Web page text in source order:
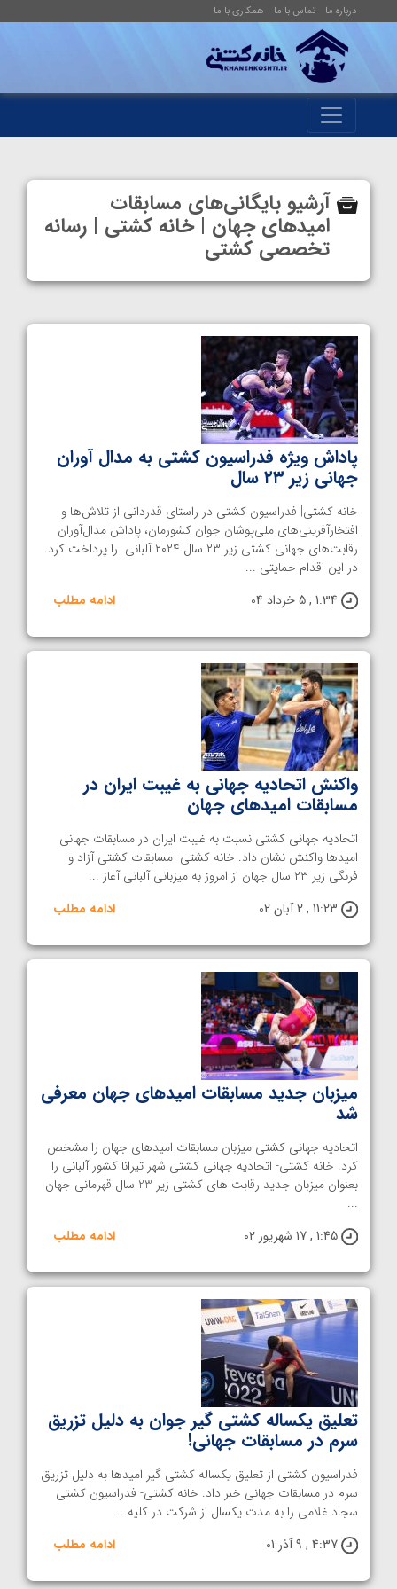
درباره ما تماس با ما همکاری با ما
آرشیو بایگانی‌های مسابقات
امیدهای جهان | خانه کشتی | رسانه
تخصصی کشتی
پاداش ویژه فدراسیون کشتی به مدال آوران
جهانی زیر ۲۳ سال
خانه کشتی| فدراسیون کشتی در راستای قدردانی از تلاش‌ها و
افتخارآفرینی‌های ملی‌پوشان جوان کشورمان، پاداش مدال‌آوران
رقابت‌های جهانی کشتی زیر ۲۳ سال ۲۰۲۴ آلبانی را پرداخت کرد.
در این اقدام حمایتی ...
1:34 , 5 خرداد 04
ادامه مطلب
واکنش اتحادیه جهانی به غیبت ایران در
مسابقات امیدهای جهان
اتحادیه جهانی کشتی نسبت به غیبت ایران در مسابقات جهانی
امیدها واکنش نشان داد. خانه کشتی- مسابقات کشتی آزاد و
فرنگی زیر ۲۳ سال جهان از امروز به میزبانی آلبانی آغاز ...
11:23 , 2 آبان 02
ادامه مطلب
میزبان جدید مسابقات امیدهای جهان معرفی
شد
اتحادیه جهانی کشتی میزبان مسابقات امیدهای جهان را مشخص
کرد. خانه کشتی- اتحادیه جهانی کشتی شهر تیرانا کشور آلبانی را
بعنوان میزبان جدید رقابت های کشتی زیر 23 سال قهرمانی جهان
...
1:45 , 17 شهریور 02
ادامه مطلب
تعلیق یکساله کشتی گیر جوان به دلیل تزریق
سرم در مسابقات جهانی!
فدراسیون کشتی از تعلیق یکساله کشتی گیر امیدها به دلیل تزریق
سرم در مسابقات جهانی خبر داد. خانه کشتی- فدراسیون کشتی
سجاد غلامی را به مدت یکسال از شرکت در کلیه ...
4:37 , 9 آذر 01
ادامه مطلب